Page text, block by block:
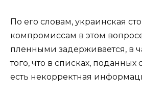
По его словам, украинская
компромиссам в этом
пленными задерживается, в
того, что в списках, поданных
есть некорректная